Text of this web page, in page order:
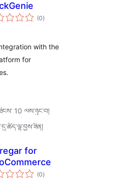
(0གདེང་
འཇོག་
)
with the
for
10 ལས་ཉུང་བ།
for
(0གདེང་
འཇོག་
)